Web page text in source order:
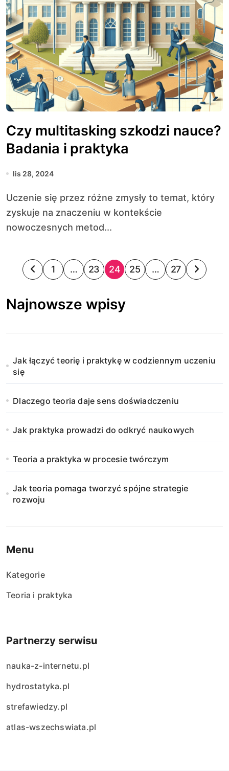
Czy multitasking szkodzi nauce?
Badania i praktyka
lis 28, 2024
Uczenie się przez różne zmysły to temat, który
zyskuje na znaczeniu w kontekście
nowoczesnych metod...
S
r
o
n
i
c
o
w
a
i
i
s
w
1 … 23 24 25 … 27
Najnowsze wpisy
Jak łączyć teorię i praktykę w codziennym uczeniu
się
Dlaczego teoria daje sens doświadczeniu
Jak praktyka prowadzi do odkryć naukowych
Teoria a praktyka w procesie twórczym
Jak teoria pomaga tworzyć spójne strategie
rozwoju
Menu
Kategorie
Teoria i praktyka
Partnerzy serwisu
nauka-z-internetu.pl
hydrostatyka.pl
strefawiedzy.pl
atlas-wszechswiata.pl